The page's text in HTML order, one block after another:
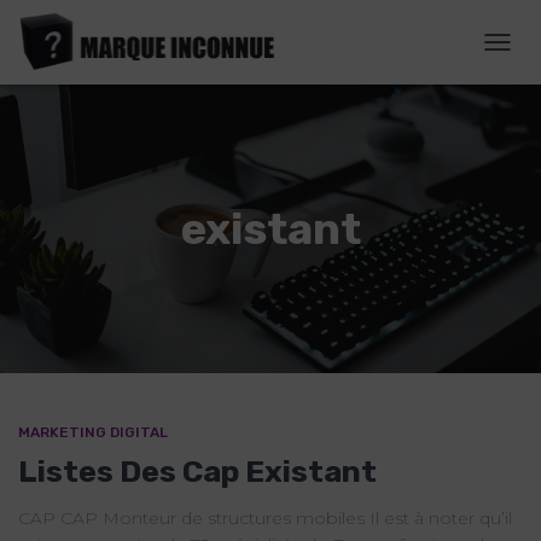
LA
existant
MARKETING DIGITAL
Listes Des Cap Existant
CAP CAP Monteur de structures mobiles Il est à noter qu’il